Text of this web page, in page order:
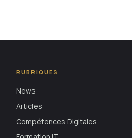
RUBRIQUES
News
Articles
Compétences Digitales